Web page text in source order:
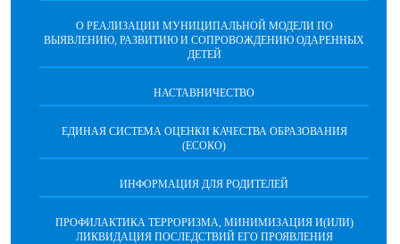
О РЕАЛИЗАЦИИ МУНИЦИПАЛЬНОЙ МОДЕЛИ ПО
ВЫЯВЛЕНИЮ, РАЗВИТИЮ И СОПРОВОЖДЕНИЮ ОДАРЕННЫХ
ДЕТЕЙ
НАСТАВНИЧЕСТВО
ЕДИНАЯ СИСТЕМА ОЦЕНКИ КАЧЕСТВА ОБРАЗОВАНИЯ
(ЕСОКО)
ИНФОРМАЦИЯ ДЛЯ РОДИТЕЛЕЙ
ПРОФИЛАКТИКА ТЕРРОРИЗМА, МИНИМИЗАЦИЯ И(ИЛИ)
ЛИКВИДАЦИЯ ПОСЛЕДСТВИЙ ЕГО ПРОЯВЛЕНИЯ